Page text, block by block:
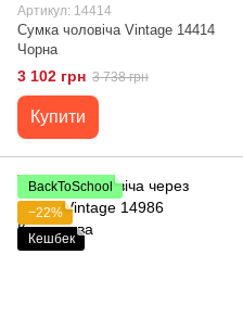
Артикул: 14414
Сумка чоловіча Vintage 14414
Чорна
3 102 грн 3 738 грн
Купити
BackToSchool
−22%
Кешбек